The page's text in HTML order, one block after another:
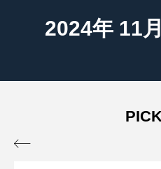
eko’s method）とは？血液デー
2024年 11
